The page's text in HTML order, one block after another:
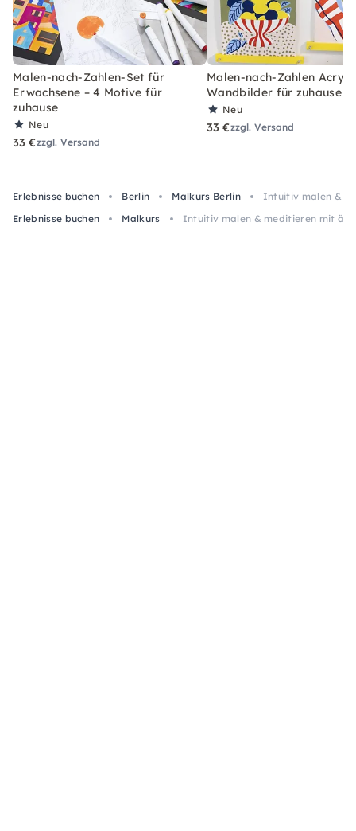
Malen-nach-Zahlen-Set für
Erwachsene – 4 Motive für
zuhause
Neu
33 €zzgl. Versand
Malen-nach-Zahlen Acryl-
Wandbilder für zuhause
Neu
33 €zzgl. Versand
Erlebnisse buchen Berlin Malkurs Berlin
Intuitiv malen &
Erlebnisse buchen
Malkurs Intuitiv malen & meditieren mit